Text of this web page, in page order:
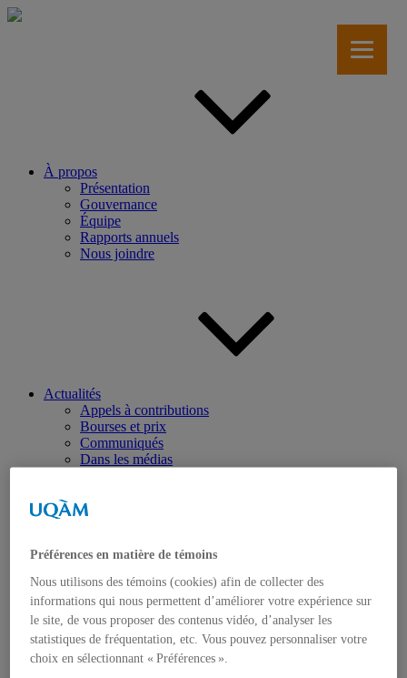
Aller
À propos
Présentation
Gouvernance
Équipe
Rapports annuels
Nous joindre
Actualités
Appels à contributions
Bourses et prix
Communiqués
Dans les médias
Activités
Événements à venir
Archives et bilans
Colloque international CRISES
Préférences en matière de témoins
Nous utilisons des témoins (cookies) afin de collecter des
informations qui nous permettent d’améliorer votre expérience sur
le site, de vous proposer des contenus vidéo, d’analyser les
statistiques de fréquentation, etc. Vous pouvez personnaliser votre
choix en sélectionnant « Préférences ».